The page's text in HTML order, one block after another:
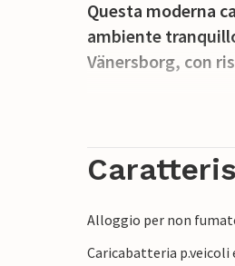
Questa moderna
ambiente
Vänersborg, con
La casa vacanze
un'ampia sala da
superiore è
Alloggio per non
Caricabatteria p.veicoli